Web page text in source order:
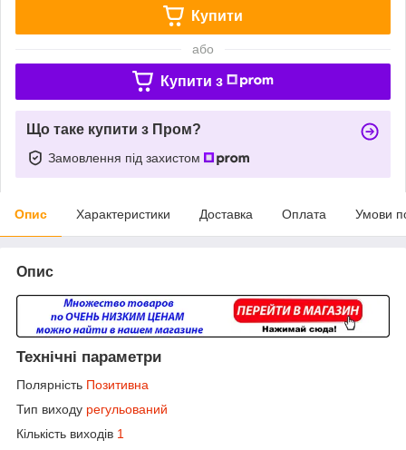
Купити
або
Купити з
Що таке купити з Пром?
Замовлення під захистом
Опис Характеристики Доставка Оплата Умови
Опис
Технічні параметри
Полярність Позитивна
Тип виходу регульований
Кількість виходів 1